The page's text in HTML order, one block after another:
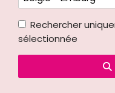
Rechercher
sélectionnée